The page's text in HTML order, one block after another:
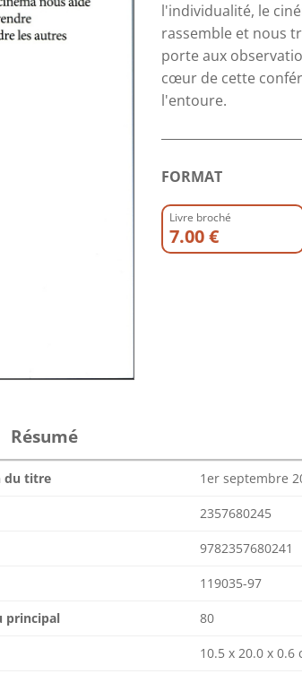
l'individualité, le
rassemble et nous
porte aux
cœur de cette
l'entoure.
FORMAT
Livre broché
7.00 €
Résumé
du titre 1er septembre
2357680245
9782357680241
119035-97
principal 80
10.5 x 20.0 x 0.6